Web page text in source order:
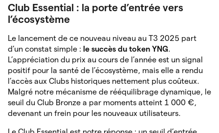
Club Essential : la porte d’entrée vers
l’écosystème
Le lancement de ce nouveau niveau au T3 2025 part
d’un constat simple : le succès du token YNG.
L’appréciation du prix au cours de l’année est un signal
positif pour la santé de l’écosystème, mais elle a rendu
l’accès aux Clubs historiques nettement plus coûteux.
Malgré notre mécanisme de rééquilibrage dynamique, le
seuil du Club Bronze a par moments atteint 1 000 €,
devenant un frein pour les nouveaux utilisateurs.